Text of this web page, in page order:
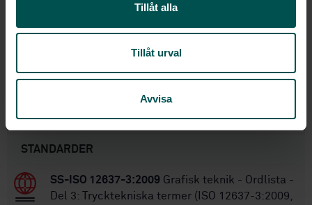
Tillåt alla
Tillåt urval
Avvisa
Fastställd:2008-02-18
Ersätts av: SS-ISO 12647-7:2016
Inom samma område
STANDARDER
SS-ISO 12637-3:2009 Grafisk teknik - Ordlista -
Del 3: Trycktekniska termer (ISO 12637-3:2009,